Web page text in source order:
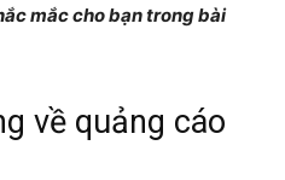
mắc cho bạn trong bài
về quảng cáo